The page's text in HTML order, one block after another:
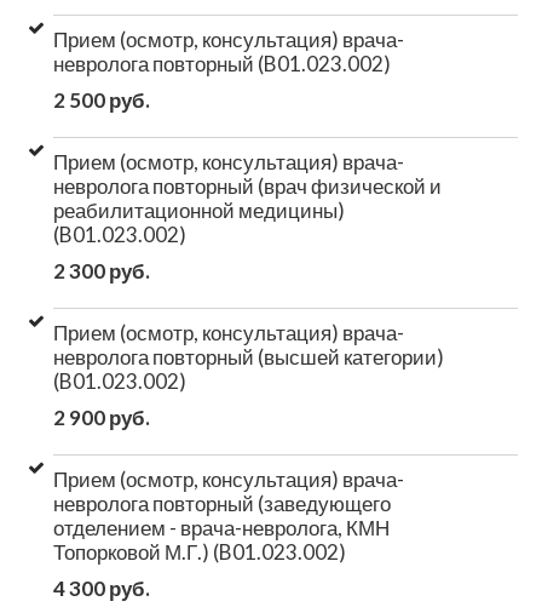
Прием (осмотр, консультация) врача-
невролога повторный (B01.023.002)
2 500 руб.
Прием (осмотр, консультация) врача-
невролога повторный (врач физической и
реабилитационной медицины)
(B01.023.002)
2 300 руб.
Прием (осмотр, консультация) врача-
невролога повторный (высшей категории)
(B01.023.002)
2 900 руб.
Прием (осмотр, консультация) врача-
невролога повторный (заведующего
отделением - врача-невролога, КМН
Топорковой М.Г.) (B01.023.002)
4 300 руб.